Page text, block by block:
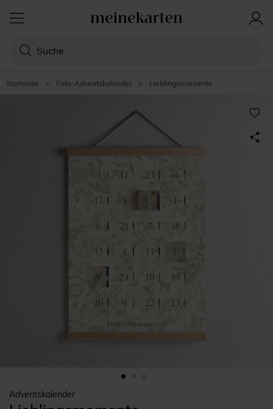
Startseite > Foto-Adventskalender > Lieblingsmomente
Adventskalender